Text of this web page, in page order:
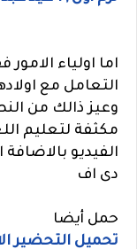
اما اولياء
التعامل مع
وعيز ذالك من
مكثفة لتعليم
الفيديو
دى اف
حمل أيضا
تحميل التحضير